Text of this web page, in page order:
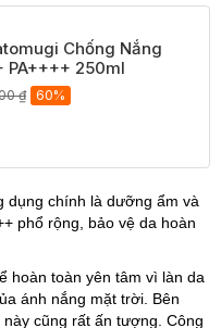
Chống Nắng
PA++++ 250ml
₫ 60%
dụng chính là dưỡng ẩm và
phổ rộng, bảo vệ da hoàn
hoàn toàn yên tâm vì làn da
ánh nắng mặt trời. Bên
cũng rất ấn tượng. Công